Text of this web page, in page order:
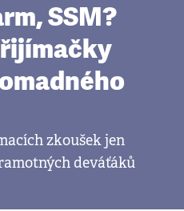
SSM?
zkoušek jen
deváťáků